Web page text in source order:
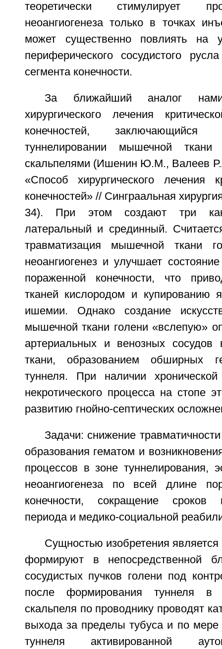
теоретически стимулирует
неоангиогенеза только в точках
может существенно повлиять на
периферического сосудистого
сегмента конечности.
За ближайший аналог
хирургического лечения
конечностей,
туннелировании мышечной ткани
скальпелями (Ишенин Ю.М., Валеев
«Способ хирургического лечения
конечностей» // Синграальная
34). При этом создают три
латеральный и срединный.
травматизация мышечной ткани
неоангиогенез и улучшает
пораженной конечности, что
тканей кислородом и купированию
ишемии. Однако создание
мышечной ткани голени «вслепую»
артериальных и венозных
ткани, образованием обширных
туннеля. При наличии
некротического процесса на стопе
развитию гнойно-септических
Задачи: снижение
образования гематом и
процессов в зоне туннелирования,
неоангиогенеза по всей длине
конечности, сокращение сроков
периода и медико-социальной
Сущностью изобретения
формируют в непосредственной
сосудистых пучков голени под
после формирования туннеля в
скальпеля по проводнику проводят
выхода за пределы тубуса и по мере
туннеля активированной